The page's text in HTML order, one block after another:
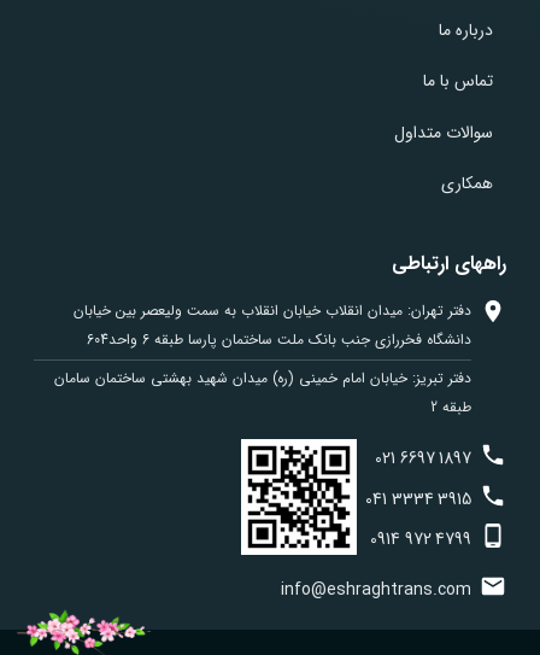
درباره ما
تماس با ما
سوالات متداول
همکاری
راههای ارتباطی
دفتر تهران: میدان انقلاب خیابان انقلاب به سمت ولیعصر بین خیابان
دانشگاه فخررازی جنب بانک ملت ساختمان پارسا طبقه 6 واحد604
دفتر تبریز: خیابان امام خمینی (ره) میدان شهید بهشتی ساختمان سامان
طبقه 2
021 66971897
041 33343915
0914 9724799
info@eshraghtrans.com